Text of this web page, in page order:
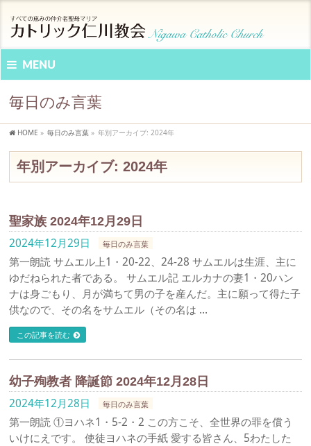
MENU
毎日のみ言葉
HOME » 毎日のみ言葉 » 年別アーカイブ: 2024年
年別アーカイブ: 2024年
聖家族 2024年12月29日
2024年12月29日 毎日のみ言葉
第一朗読 サムエル上1・20-22、24-28 サムエルは生涯、主に
ゆだねられた者である。 サムエル記 エルカナの妻1・20ハン
ナは身ごもり、月が満ちて男の子を産んだ。主に願って得た子
供なので、その名をサムエル（その名は …
この記事を読む
幼子殉教者 降誕節 2024年12月28日
2024年12月28日 毎日のみ言葉
第一朗読 ①ヨハネ1・5-2・2 この方こそ、全世界の罪を償う
いけにえです。 使徒ヨハネの手紙 愛する皆さん、5わたした